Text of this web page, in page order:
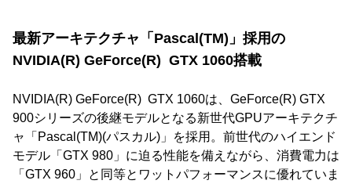
最新アーキテクチャ「Pascal(TM)」採用の
NVIDIA(R) GeForce(R) GTX 1060搭載
NVIDIA(R) GeForce(R) GTX 1060は、GeForce(R) GTX
900シリーズの後継モデルとなる新世代GPUアーキテクチ
ャ「Pascal(TM)(パスカル)」を採用。前世代のハイエンド
モデル「GTX 980」に迫る性能を備えながら、消費電力は
「GTX 960」と同等とワットパフォーマンスに優れていま